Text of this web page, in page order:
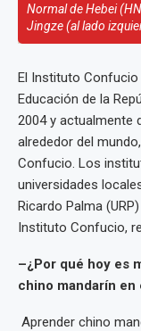
Normal de Hebei
Jingze (al lado
El Instituto
Educación de la
2004 y actualmente
alrededor del
Confucio. Los
universidades
Ricardo Palma
Instituto Confucio,
–¿Por qué hoy es
chino mandarín en
Aprender chino